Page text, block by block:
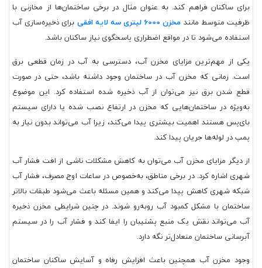
برای ساکنان فراهم کند. به عنوان مثال در برخی ساختمان‌ها از مخازنی با
ظرفیت متوسط مانند مخزن 6000 لیتری سه لایه افقی
برای ذخیره‌سازی آب
استفاده می‌شود تا در مواقع اضطراری پاسخگوی نیاز ساکنان باشد.
یکی از مهم‌ترین مزایای مخزن آب، دسترسی به آب در زمان قطعی برق
است. زمانی که مخزن آب در ساختمان وجود داشته باشد، حتی در صورت
قطع شدن برق نیز می‌توان از آب ذخیره شده استفاده کرد. این موضوع
به‌ویژه در ساختمان‌هایی که مخزن در ارتفاع نصب شده یا دارای سیستم
بای‌پس هستند اهمیت بیشتری پیدا می‌کند، زیرا آب می‌تواند بدون نیاز به
پمپ در لوله‌ها جریان پیدا کند.
از دیگر مزایای مخزن آب می‌توان به کاهش مشکلات ناشی از افت فشار آب
شهری اشاره کرد. در برخی مناطق، به‌خصوص در ساعات اوج مصرف، فشار آب
شبکه شهری کاهش پیدا می‌کند و همین مسئله باعث می‌شود طبقات بالاتر
ساختمان با مشکل کمبود آب روبه‌رو شوند. در چنین شرایطی مخزن ذخیره
آب می‌تواند نقش یک منبع پشتیبان را ایفا کند و فشار آب را در سیستم
آبرسانی ساختمان متعادل‌تر نگه دارد.
وجود مخزن آب همچنین باعث افزایش رفاه و آسایش ساکنان ساختمان